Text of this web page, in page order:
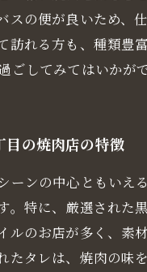
スの便が良いため、
訪れる方も、種類
ごしてみてはいかが
目の焼肉店の特徴
ーンの中心ともいえ
。特に、厳選された
ルのお店が多く、素
たタレは、焼肉の味